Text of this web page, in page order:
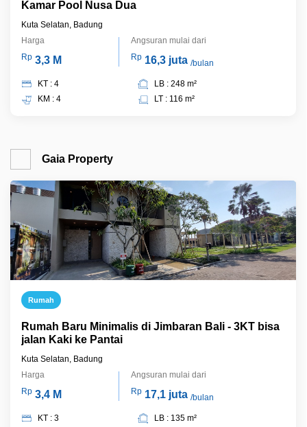
Kamar Pool Nusa Dua
Kuta Selatan, Badung
Harga
Rp 3,3 M
Angsuran mulai dari
Rp 16,3 juta /bulan
KT : 4
KM : 4
LB : 248 m²
LT : 116 m²
Gaia Property
Rumah
Rumah Baru Minimalis di Jimbaran Bali - 3KT bisa
jalan Kaki ke Pantai
Kuta Selatan, Badung
Harga
Rp 3,4 M
Angsuran mulai dari
Rp 17,1 juta /bulan
KT : 3
LB : 135 m²